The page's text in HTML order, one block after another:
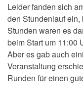
Leider fanden sich
den Stundenlauf
Stunden waren es
beim Start um 11:00
Aber es gab auch
Veranstaltung
Runden für einen